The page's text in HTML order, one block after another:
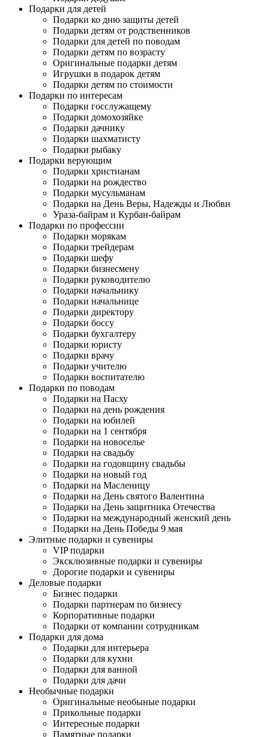
Подарки для детей
Подарки ко дню защиты детей
Подарки детям от родственников
Подарки для детей по поводам
Подарки детям по возрасту
Оригинальные подарки детям
Игрушки в подарок детям
Подарки детям по стоимости
Подарки по интересам
Подарки госслужащему
Подарки домохозяйке
Подарки дачнику
Подарки шахматисту
Подарки рыбаку
Подарки верующим
Подарки христианам
Подарки на рождество
Подарки мусульманам
Подарки на День Веры, Надежды и Любви
Ураза-байрам и Курбан-байрам
Подарки по профессии
Подарки морякам
Подарки трейдерам
Подарки шефу
Подарки бизнесмену
Подарки руководителю
Подарки начальнику
Подарки начальнице
Подарки директору
Подарки боссу
Подарки бухгалтеру
Подарки юристу
Подарки врачу
Подарки учителю
Подарки воспитателю
Подарки по поводам
Подарки на Пасху
Подарки на день рождения
Подарки на юбилей
Подарки на 1 сентября
Подарки на новоселье
Подарки на свадьбу
Подарки на годовщину свадьбы
Подарки на новый год
Подарки на Масленицу
Подарки на День святого Валентина
Подарки на День защитника Отечества
Подарки на международный женский день
Подарки на День Победы 9 мая
Элитные подарки и сувениры
VIP подарки
Эксклюзивные подарки и сувениры
Дорогие подарки и сувениры
Деловые подарки
Бизнес подарки
Подарки партнерам по бизнесу
Корпоративные подарки
Подарки от компании сотрудникам
Подарки для дома
Подарки для интерьера
Подарки для кухни
Подарки для ванной
Подарки для дачи
Необычные подарки
Оригинальные необыные подарки
Прикольные подарки
Интересные подарки
Памятные подарки